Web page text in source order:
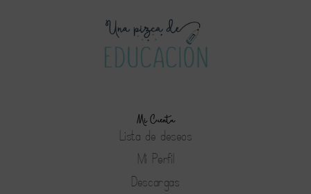
Mi Cuenta
Lista de deseos
Mi Perfil
Descargas